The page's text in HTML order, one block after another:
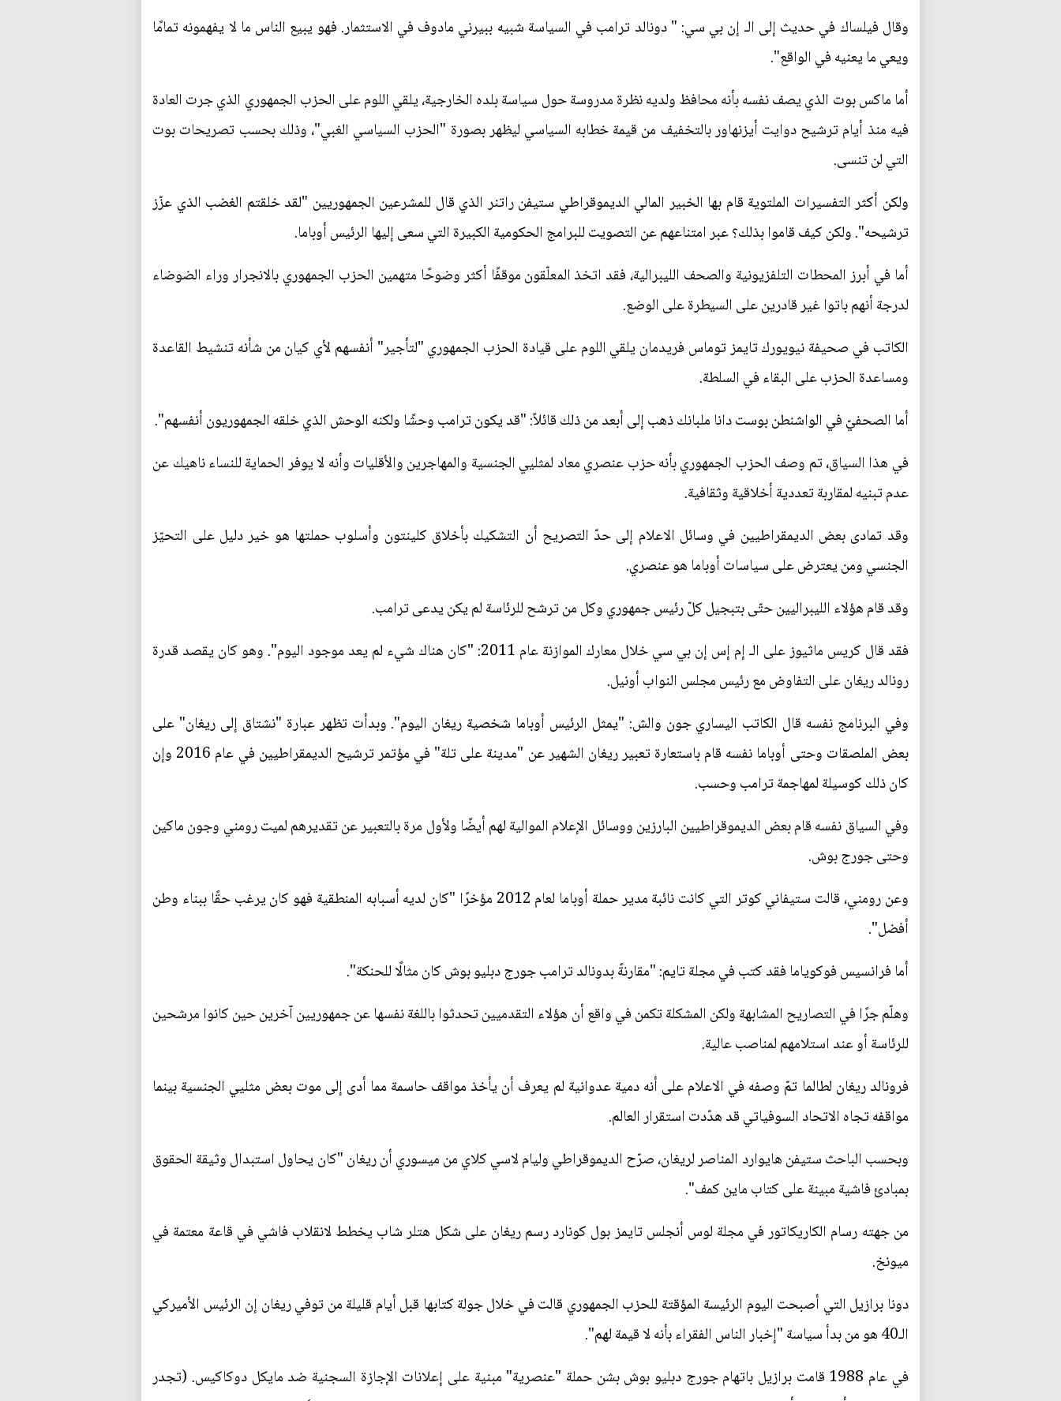
وقال فيلساك في حديث إلى الـ إن بي سي: " دونالد ترامب في السياسة شبيه ببيرني مادوف في الاستثمار. فهو يبيع الناس ما لا يفهمونه تمامًا
ويعي ما يعنيه في الواقع".
أما ماكس بوت الذي يصف نفسه بأنه محافظ ولديه نظرة مدروسة حول سياسة بلده الخارجية، يلقي اللوم على الحزب الجمهوري الذي جرت العادة
فيه منذ أيام ترشيح دوايت أيزنهاور بالتخفيف من قيمة خطابه السياسي ليظهر بصورة "الحزب السياسي الغبي"، وذلك بحسب تصريحات بوت
التي لن تنسى.
ولكن أكثر التفسيرات الملتوية قام بها الخبير المالي الديموقراطي ستيفن راتنر الذي قال للمشرعين الجمهوريين "لقد خلقتم الغضب الذي عزّز
ترشيحه". ولكن كيف قاموا بذلك؟ عبر امتناعهم عن التصويت للبرامج الحكومية الكبيرة التي سعى إليها الرئيس أوباما.
أما في أبرز المحطات التلفزيونية والصحف الليبرالية، فقد اتخذ المعلّقون موقفًا أكثر وضوحًا متهمين الحزب الجمهوري بالانجرار وراء الضوضاء
لدرجة أنهم باتوا غير قادرين على السيطرة على الوضع.
الكاتب في صحيفة نيويورك تايمز توماس فريدمان يلقي اللوم على قيادة الحزب الجمهوري "لتأجير" أنفسهم لأي كيان من شأنه تنشيط القاعدة
ومساعدة الحزب على البقاء في السلطة.
أما الصحفيّ في الواشنطن بوست دانا ملبانك ذهب إلى أبعد من ذلك قائلاً: "قد يكون ترامب وحشًا ولكنه الوحش الذي خلقه الجمهوريون أنفسهم".
في هذا السياق، تم وصف الحزب الجمهوري بأنه حزب عنصري معاد لمثليي الجنسية والمهاجرين والأقليات وأنه لا يوفر الحماية للنساء ناهيك عن
عدم تبنيه لمقاربة تعددية أخلاقية وثقافية.
وقد تمادى بعض الديمقراطيين في وسائل الاعلام إلى حدّ التصريح أن التشكيك بأخلاق كلينتون وأسلوب حملتها هو خير دليل على التحيّز
الجنسي ومن يعترض على سياسات أوباما هو عنصري.
وقد قام هؤلاء الليبراليين حتّى بتبجيل كلّ رئيس جمهوري وكل من ترشح للرئاسة لم يكن يدعى ترامب.
فقد قال كريس ماثيوز على الـ إم إس إن بي سي خلال معارك الموازنة عام 2011: "كان هناك شيء لم يعد موجود اليوم". وهو كان يقصد قدرة
رونالد ريغان على التفاوض مع رئيس مجلس النواب أونيل.
وفي البرنامج نفسه قال الكاتب اليساري جون والش: "يمثل الرئيس أوباما شخصية ريغان اليوم". وبدأت تظهر عبارة "نشتاق إلى ريغان" على
بعض الملصقات وحتى أوباما نفسه قام باستعارة تعبير ريغان الشهير عن "مدينة على تلة" في مؤتمر ترشيح الديمقراطيين في عام 2016 وإن
كان ذلك كوسيلة لمهاجمة ترامب وحسب.
وفي السياق نفسه قام بعض الديموقراطيين البارزين ووسائل الإعلام الموالية لهم أيضًا ولأول مرة بالتعبير عن تقديرهم لميت رومني وجون ماكين
وحتى جورج بوش.
وعن رومني، قالت ستيفاني كوتر التي كانت نائبة مدير حملة أوباما لعام 2012 مؤخرًا "كان لديه أسبابه المنطقية فهو كان يرغب حقًا ببناء وطن
أفضل".
أما فرانسيس فوكوياما فقد كتب في مجلة تايم: "مقارنةً بدونالد ترامب جورج دبليو بوش كان مثالًا للحنكة".
وهلّم جرًا في التصاريح المشابهة ولكن المشكلة تكمن في واقع أن هؤلاء التقدميين تحدثوا باللغة نفسها عن جمهوريين آخرين حين كانوا مرشحين
للرئاسة أو عند استلامهم لمناصب عالية.
فرونالد ريغان لطالما تمّ وصفه في الاعلام على أنه دمية عدوانية لم يعرف أن يأخذ مواقف حاسمة مما أدى إلى موت بعض مثليي الجنسية بينما
مواقفه تجاه الاتحاد السوفياتي قد هدّدت استقرار العالم.
وبحسب الباحث ستيفن هايوارد المناصر لريغان، صرّح الديموقراطي وليام لاسي كلاي من ميسوري أن ريغان "كان يحاول استبدال وثيقة الحقوق
بمبادئ فاشية مبينة على كتاب ماين كمف".
من جهته رسام الكاريكاتور في مجلة لوس أنجلس تايمز بول كونارد رسم ريغان على شكل هتلر شاب يخطط لانقلاب فاشي في قاعة معتمة في
ميونخ.
دونا برازيل التي أصبحت اليوم الرئيسة المؤقتة للحزب الجمهوري قالت في خلال جولة كتابها قبل أيام قليلة من توفي ريغان إن الرئيس الأميركي
الـ40 هو من بدأ سياسة "إخبار الناس الفقراء بأنه لا قيمة لهم".
في عام 1988 قامت برازيل باتهام جورج دبليو بوش بشن حملة "عنصرية" مبنية على إعلانات الإجازة السجنية ضد مايكل دوكاكيس. (تجدر